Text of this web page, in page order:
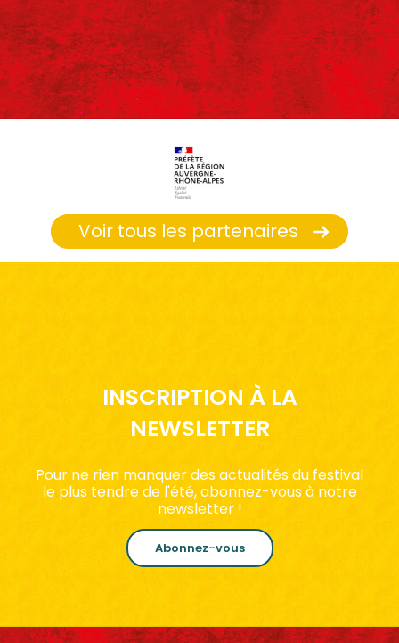
Voir tous les partenaires
INSCRIPTION À LA
NEWSLETTER
Pour ne rien manquer des actualités du festival
le plus tendre de l'été, abonnez-vous à notre
newsletter !
Abonnez-vous